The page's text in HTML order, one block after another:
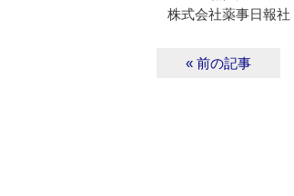
株式会社薬事日報社
« 前の記事